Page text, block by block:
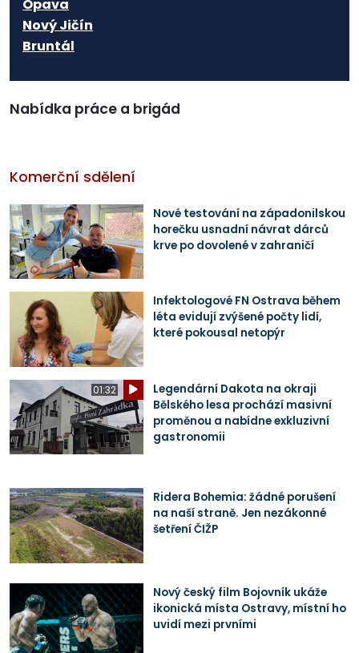
Opava
Nový Jičín
Bruntál
Nabídka práce a brigád
Komerční sdělení
Nové testování na západonilskou
horečku usnadní návrat dárců
krve po dovolené v zahraničí
Infektologové FN Ostrava během
léta evidují zvýšené počty lidí,
které pokousal netopýr
01:32
Legendární Dakota na okraji
Bělského lesa prochází masivní
proměnou a nabídne exkluzivní
gastronomii
Ridera Bohemia: žádné porušení
na naší straně. Jen nezákonné
šetření ČIŽP
Nový český film Bojovník ukáže
ikonická místa Ostravy, místní ho
uvidí mezi prvními